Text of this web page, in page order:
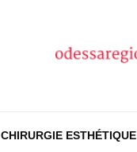
CHIRURGIE ESTHÉTIQUE